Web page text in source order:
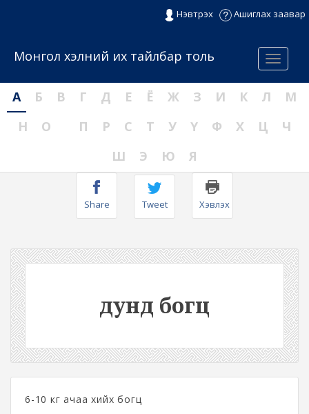
Нэвтрэх Ашиглах заавар
Menu
Монгол хэлний их тайлбар толь
А Б В Г Д Е Ё Ж З И К Л
М
Н
О П Р С Т У Ү Ф Х Ц
Ч
Ш
Э Ю Я
Share Tweet Хэвлэх
дунд богц
6-10 кг ачаа хийх богц